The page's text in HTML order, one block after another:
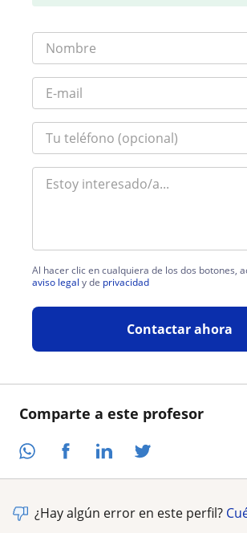
Comparte a este profesor
Al hacer clic en cualquiera de los dos botones,
aviso legal y de privacidad
Contactar ahora
¿Hay algún error en este perfil?